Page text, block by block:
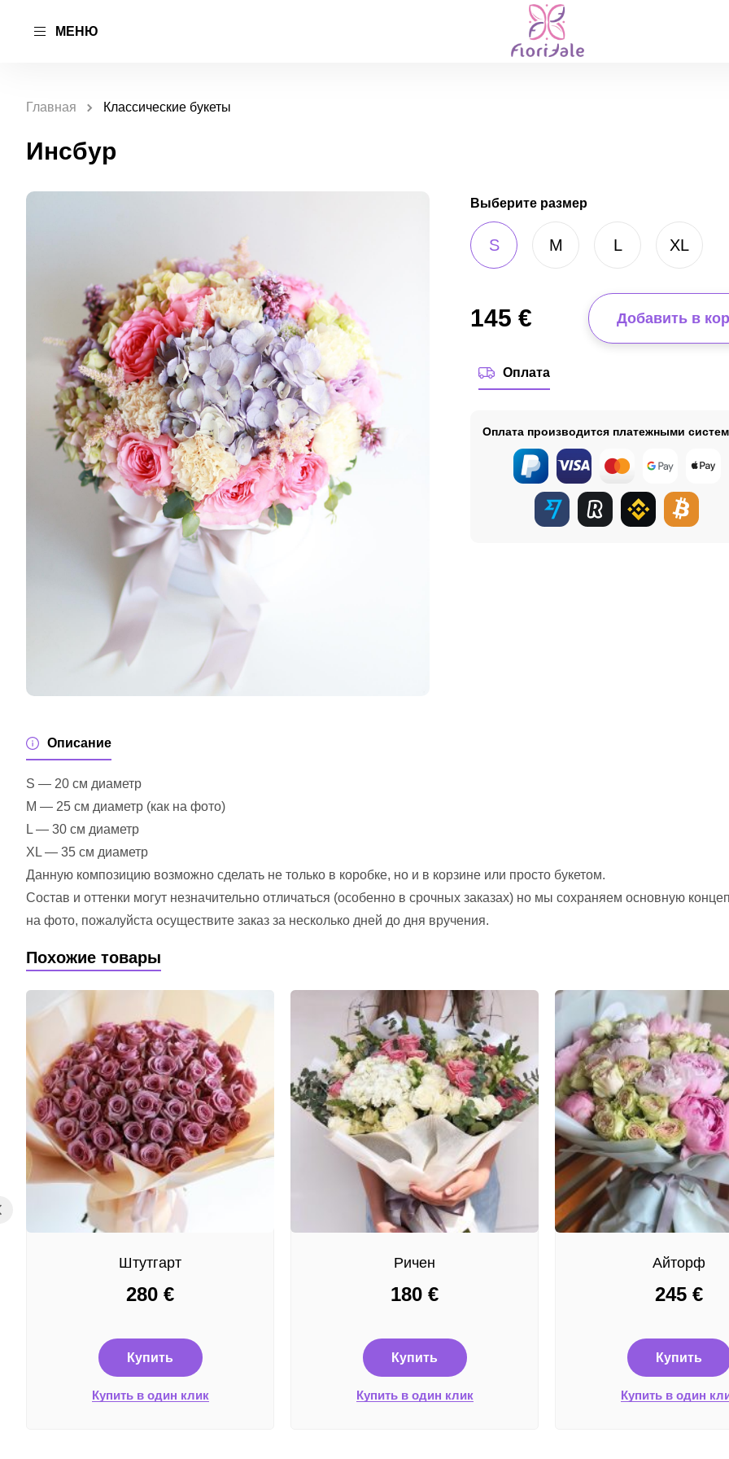
МЕНЮ
Главная Классические букеты
Инсбур
Выберите размер
S M L XL
145 € Добавить в
Оплата
Оплата производится платежными
Описание
S — 20 см диаметр
M — 25 см диаметр (как на фото)
L — 30 см диаметр
XL — 35 см диаметр
Данную композицию возможно сделать не только в коробке, но и в корзине или просто букетом.
Состав и оттенки могут незначительно отличаться (особенно в срочных заказах) но мы сохраняем основную
на фото, пожалуйста осуществите заказ за несколько дней до дня вручения.
Похожие товары
Штутгарт
280 €
Купить
Купить в один клик
Ричен
180 €
Купить
Купить в один клик
Айторф
245 €
Купить
Купить в один